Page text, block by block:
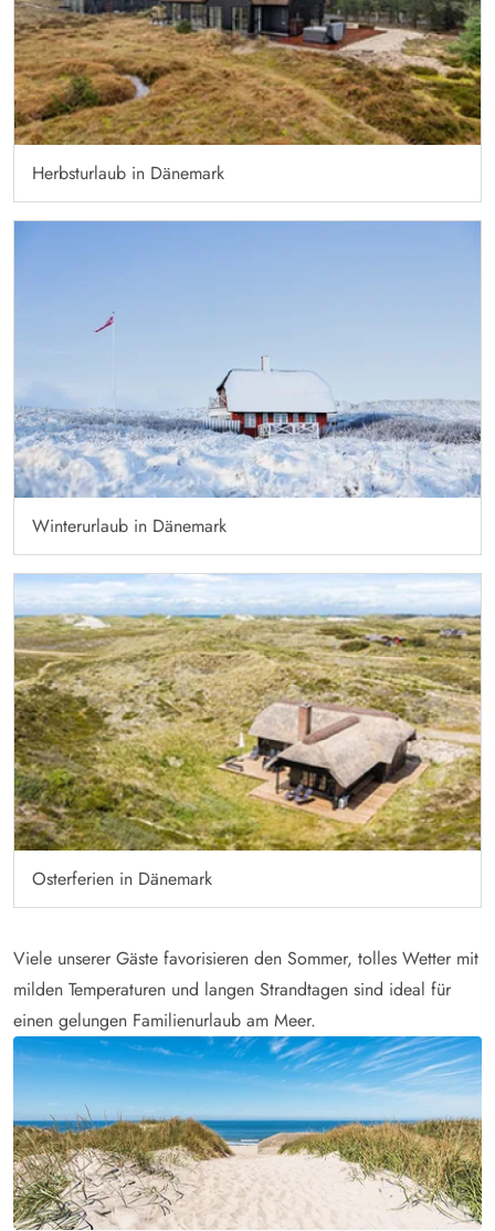
Herbsturlaub in Dänemark
Winterurlaub in Dänemark
Osterferien in Dänemark
Viele unserer Gäste favorisieren den Sommer, tolles Wetter mit
milden Temperaturen und langen Strandtagen sind ideal für
einen gelungen Familienurlaub am Meer.